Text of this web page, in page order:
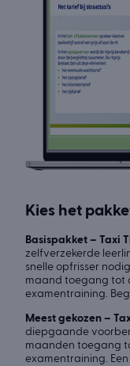
Kies het
Basispakket – Taxi
zelfverzekerde
snelle opfrisser
maand toegang tot
examentraining.
Meest gekozen –
diepgaande
maanden toegang
examentraining.